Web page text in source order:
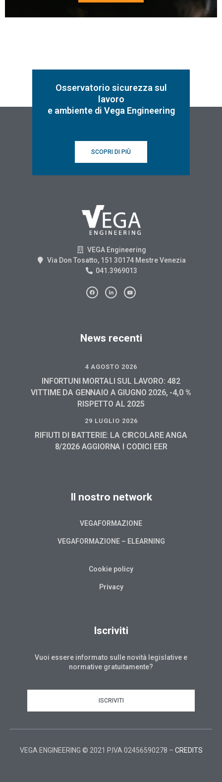
Osservatorio sicurezza sul
lavoro
e ambiente di Vega Engineering
SCOPRI DI PIÙ
VEGA Engineering
Via Don Tosatto, 151 30174 Mestre Venezia
041.3969013
News recenti
4 AGOSTO 2026
INFORTUNI MORTALI SUL LAVORO: 482
VITTIME DA GENNAIO A GIUGNO 2026, -4,0 %
RISPETTO AL 2025
29 LUGLIO 2026
RIFIUTI DI BATTERIE: LA CIRCOLARE ANGA
8/2026 AGGIORNA I CODICI EER
Il nostro network
VEGAFORMAZIONE
VEGAFORMAZIONE – ELEARNING
Cookie policy
Privacy
Iscriviti
Vuoi essere informato sulle novità legislative e
normative gratuitamente?
ISCRIVITI
VEGA ENGINEERING © 2021 P.IVA 02456590278 – CREDITS